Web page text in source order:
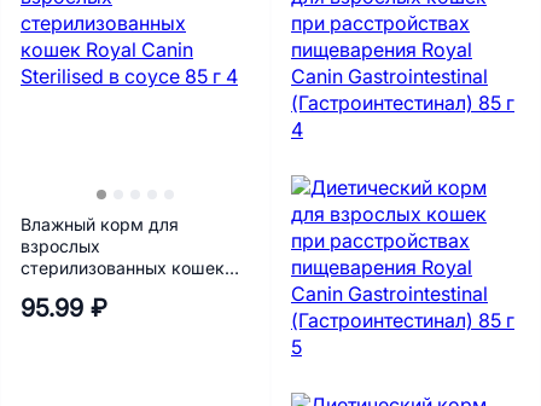
Влажный корм для
взрослых
стерилизованных кошек
соусе 85 г
95.99 ₽